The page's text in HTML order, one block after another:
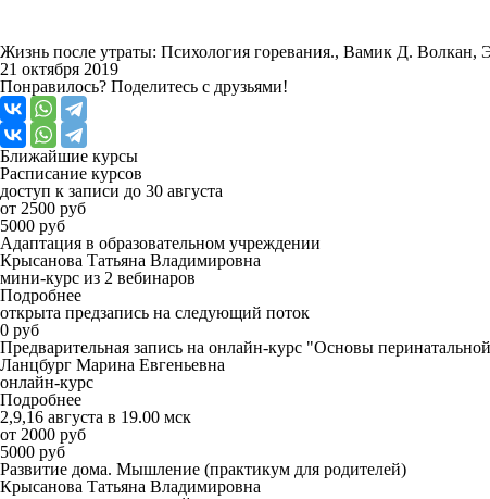
Жизнь после утраты: Психология горевания., Вамик Д. Волкан,
21 октября 2019
Понравилось? Поделитесь с друзьями!
Ближайшие курсы
Расписание курсов
доступ к записи до 30 августа
от 2500 руб
5000 руб
Адаптация в образовательном учреждении
Крысанова Татьяна Владимировна
мини-курс из 2 вебинаров
Подробнее
открыта предзапись на следующий поток
0 руб
Предварительная запись на онлайн-курс "Основы
Ланцбург Марина Евгеньевна
онлайн-курс
Подробнее
2,9,16 августа в 19.00 мск
от 2000 руб
5000 руб
Развитие дома. Мышление (практикум для родителей)
Крысанова Татьяна Владимировна